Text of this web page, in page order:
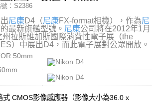
：S2386
尼康D4（尼康FX-format相機），作為尼
最新旗艦型號。 尼康公司將在2012年1月
拉斯維加斯國際消費性電子展（the
）中展出D4，而此電子展對公眾開放。
式 CMOS影像感應器（影像大小為36.0 x